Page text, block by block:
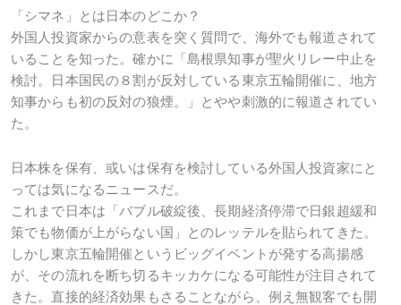
「シマネ」とは日本のどこか？
外国人投資家からの意表を突く質問で、海外でも報道されて
いることを知った。確かに「島根県知事が聖火リレー中止を
検討。日本国民の８割が反対している東京五輪開催に、地方
知事からも初の反対の狼煙。」とやや刺激的に報道されてい
た。
日本株を保有、或いは保有を検討している外国人投資家にと
っては気になるニュースだ。
これまで日本は「バブル破綻後、長期経済停滞で日銀超緩和
策でも物価が上がらない国」とのレッテルを貼られてきた。
しかし東京五輪開催というビッグイベントが発する高揚感
が、その流れを断ち切るキッカケになる可能性が注目されて
きた。直接的経済効果もさることながら、例え無観客でも開